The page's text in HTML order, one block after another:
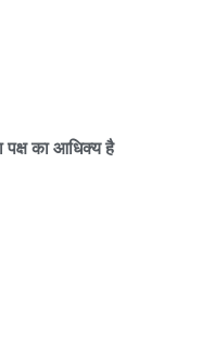
पक्ष का आधिक्य है